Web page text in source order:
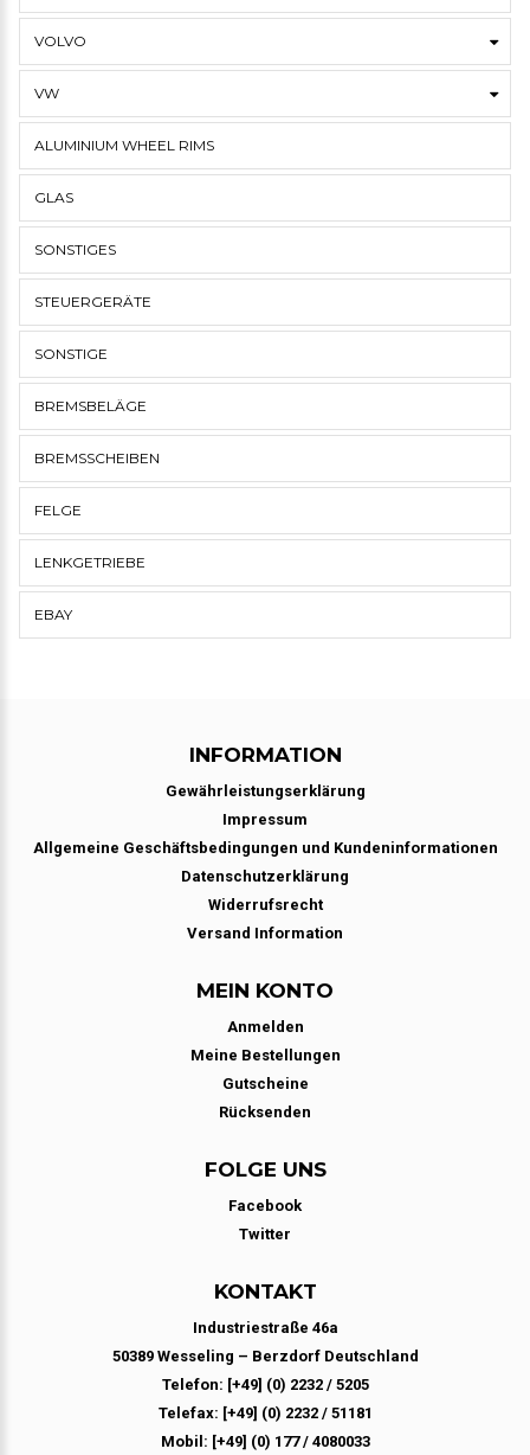
VOLVO
VW
ALUMINIUM WHEEL RIMS
GLAS
SONSTIGES
STEUERGERÄTE
SONSTIGE
BREMSBELÄGE
BREMSSCHEIBEN
FELGE
LENKGETRIEBE
EBAY
INFORMATION
Gewährleistungserklärung
Impressum
Allgemeine Geschäftsbedingungen und Kundeninformationen
Datenschutzerklärung
Widerrufsrecht
Versand Information
MEIN KONTO
Anmelden
Meine Bestellungen
Gutscheine
Rücksenden
FOLGE UNS
Facebook
Twitter
KONTAKT
Industriestraße 46a
50389 Wesseling – Berzdorf Deutschland
Telefon: [+49] (0) 2232 / 5205
Telefax: [+49] (0) 2232 / 51181
Mobil: [+49] (0) 177 / 4080033